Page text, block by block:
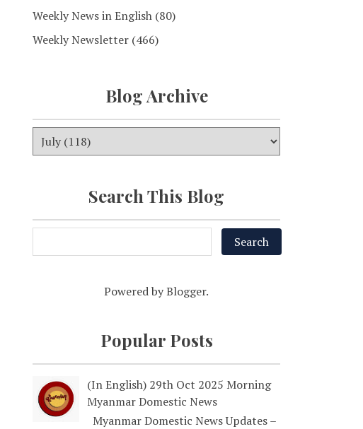
Weekly News in English (80)
Weekly Newsletter (466)
Blog Archive
Search This Blog
Powered byBlogger.
Popular Posts
(In English) 29th Oct 2025 Morning
Myanmar Domestic News
Myanmar Domestic News Updates –